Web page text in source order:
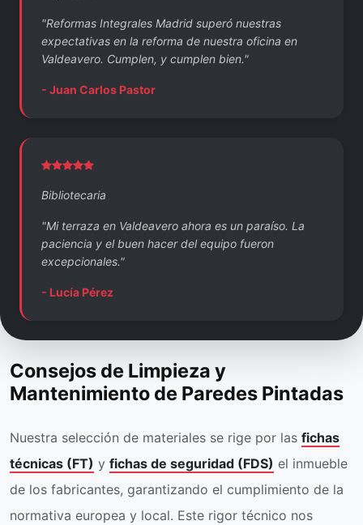
"Reformas Integrales Madrid superó nuestras
expectativas en la reforma de nuestra oficina en
Valdeavero. Cumplen, y cumplen bien."
- Juan Carlos Pastor
Bibliotecaria
"Mi terraza en Valdeavero ahora es un paraíso. La
paciencia y el buen hacer del equipo fueron
excepcionales."
- Lucía Pérez
Consejos de Limpieza y
Mantenimiento de Paredes Pintadas
Nuestra selección de materiales se rige por las fichas
técnicas (FT) y fichas de seguridad (FDS) el inmueble
de los fabricantes, garantizando el cumplimiento de la
normativa europea y local. Este rigor técnico nos